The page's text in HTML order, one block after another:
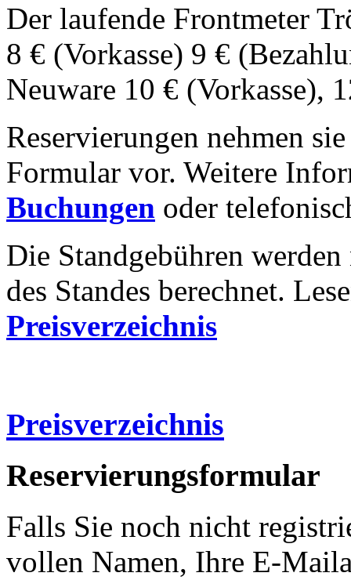
Der laufende Frontmeter
8 € (Vorkasse) 9 €
Neuware 10 € (Vorkasse),
Reservierungen nehmen
Formular vor. Weitere
Buchungen oder
Die Standgebühren
des Standes berechnet.
Preisverzeichnis
Preisverzeichnis
Reservierungsformular
Falls Sie noch nicht
vollen Namen, Ihre E-